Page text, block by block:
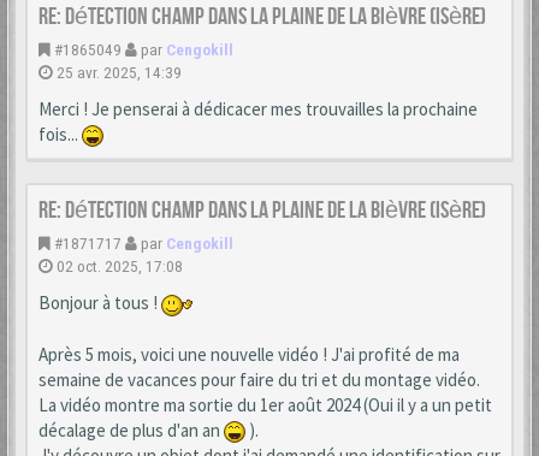
Re: Détection champ dans la Plaine de la Bièvre (Isère)
#1865049 par Cengokill
25 avr. 2025, 14:39
Merci ! Je penserai à dédicacer mes trouvailles la prochaine
fois...
Re: Détection champ dans la Plaine de la Bièvre (Isère)
#1871717 par Cengokill
02 oct. 2025, 17:08
Bonjour à tous !
Après 5 mois, voici une nouvelle vidéo ! J'ai profité de ma
semaine de vacances pour faire du tri et du montage vidéo.
La vidéo montre ma sortie du 1er août 2024 (Oui il y a un petit
décalage de plus d'an an
).